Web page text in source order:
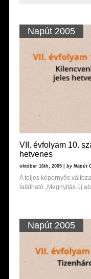
Napút 2005
VII. évfolyam 10.
hetvenes
október 16th, 2005 | by Napút
A teljes képernyős
található „Megnyitás új
Napút 2005